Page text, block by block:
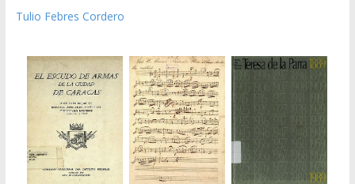
Tulio Febres Cordero